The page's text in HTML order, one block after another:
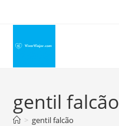
conteúdo
gentil falcão
> gentil falcão